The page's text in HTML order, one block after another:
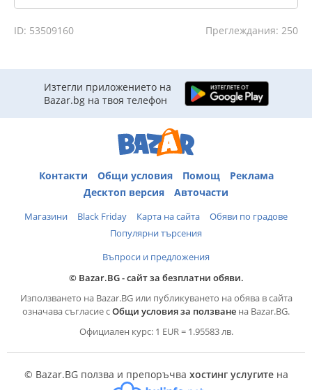
ID: 53509160 Преглеждания: 250
Изтегли приложението на
Bazar.bg на твоя телефон
Контакти Общи условия Помощ
Реклама
Десктоп версия
Авточасти
Магазини Black Friday Карта на сайта
Обяви по градове
Популярни търсения
Въпроси и предложения
© Bazar.BG - сайт за безплатни обяви.
Използването на Bazar.BG или публикуването на обява в сайта
означава съгласие сОбщи условия за ползване на Bazar.BG.
Официален курс: 1 EUR = 1.95583 лв.
© Bazar.BG ползва и препоръчва хостинг услугитена